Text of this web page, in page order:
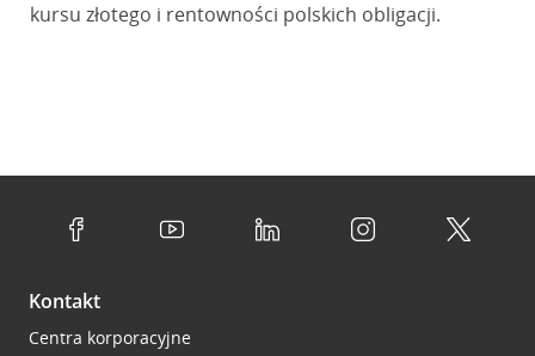
kursu złotego i rentowności polskich obligacji.
Kontakt
Centra korporacyjne